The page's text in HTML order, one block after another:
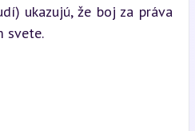
ukazujú, že boj za práva
svete.